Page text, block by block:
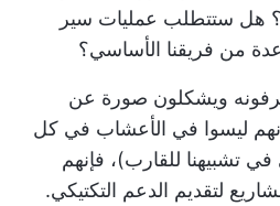
هل ستتطلب عمليات سير
من فريقنا الأساسي؟
ويشكلون صورة عن
أنهم ليسوا في الأعشاب في كل
تشبيهنا للقارب)، فإنهم
لتقديم الدعم التكتيكي.